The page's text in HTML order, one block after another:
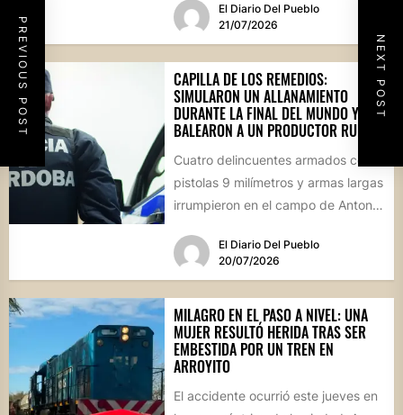
PREVIOUS POST NEXT POST
El Diario Del Pueblo
21/07/2026
CAPILLA DE LOS REMEDIOS:
SIMULARON UN ALLANAMIENTO
DURANTE LA FINAL DEL MUNDO Y
BALEARON A UN PRODUCTOR RURAL
Cuatro delincuentes armados con
pistolas 9 milímetros y armas largas
irrumpieron en el campo de Antonio
El Diario Del Pueblo
20/07/2026
MILAGRO EN EL PASO A NIVEL: UNA
MUJER RESULTÓ HERIDA TRAS SER
EMBESTIDA POR UN TREN EN
ARROYITO
El accidente ocurrió este jueves en